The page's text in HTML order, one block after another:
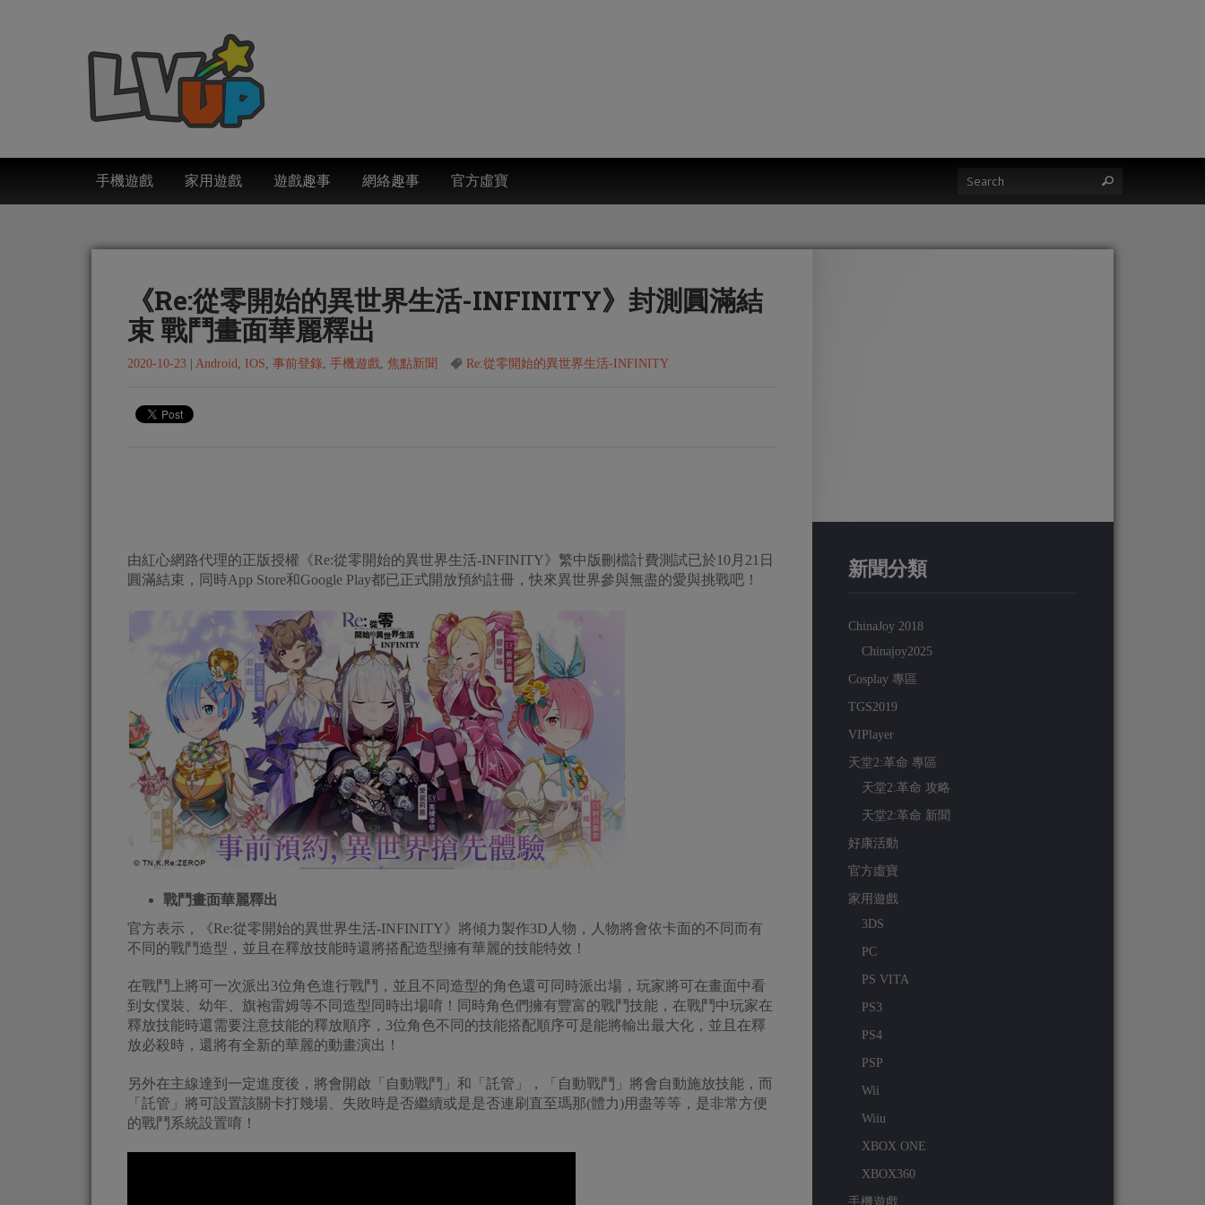
手機遊戲 家用遊戲 遊戲趣事 網絡趣事 官方虛寶
《Re:從零開始的異世界生活-INFINITY》封測圓滿結
束 戰鬥畫面華麗釋出
2020-10-23 Android, IOS, 事前登錄, 手機遊戲, 焦點新聞 Re:從零開始的異世界生活-INFINITY
由紅心網路代理的正版授權《Re:從零開始的異世界生活-INFINITY》繁中版刪檔計費測試已於10月21日
圓滿結束，同時App Store和Google Play都已正式開放預約註冊，快來異世界參與無盡的愛與挑戰吧！
戰鬥畫面華麗釋出
官方表示，《Re:從零開始的異世界生活-INFINITY》將傾力製作3D人物，人物將會依卡面的不同而有
不同的戰鬥造型，並且在釋放技能時還將搭配造型擁有華麗的技能特效！
在戰鬥上將可一次派出3位角色進行戰鬥，並且不同造型的角色還可同時派出場，玩家將可在畫面中看
到女僕裝、幼年、旗袍雷姆等不同造型同時出場唷！同時角色們擁有豐富的戰鬥技能，在戰鬥中玩家在
釋放技能時還需要注意技能的釋放順序，3位角色不同的技能搭配順序可是能將輸出最大化，並且在釋
放必殺時，還將有全新的華麗的動畫演出！
另外在主線達到一定進度後，將會開啟「自動戰鬥」和「託管」，「自動戰鬥」將會自動施放技能，而
「託管」將可設置該關卡打幾場、失敗時是否繼續或是是否連刷直至瑪那(體力)用盡等等，是非常方便
的戰鬥系統設置唷！
新聞分類
ChinaJoy 2018
Chinajoy2025
Cosplay 專區
TGS2019
VIPlayer
天堂2:革命 專區
天堂2:革命 攻略
天堂2:革命 新聞
好康活動
官方虛寶
家用遊戲
3DS
PC
PS VITA
PS3
PS4
PSP
Wii
Wiiu
XBOX ONE
XBOX360
手機遊戲